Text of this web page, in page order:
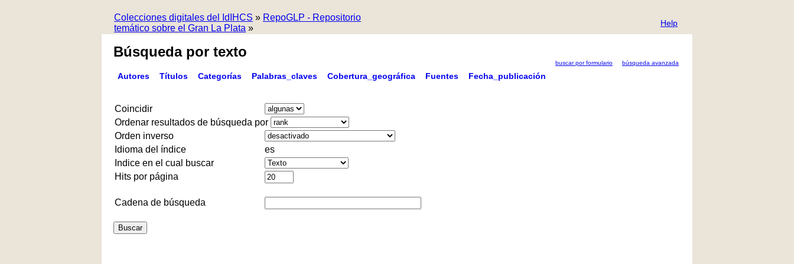
Colecciones digitales del IdIHCS » RepoGLP - Repositorio
temático sobre el Gran La Plata » Help
Búsqueda por texto
buscar por formulario búsqueda avanzada
Autores Títulos Categorías Palabras_claves Cobertura_geográfica Fuentes Fecha_publicación
Coincidir
Ordenar resultados de búsqueda por
Orden inverso
Idioma del índice
es
Indice en el cual buscar
Hits por página
Cadena de búsqueda